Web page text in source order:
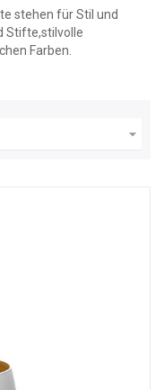
stehen für Stil und
Stifte,stilvolle
Farben.
